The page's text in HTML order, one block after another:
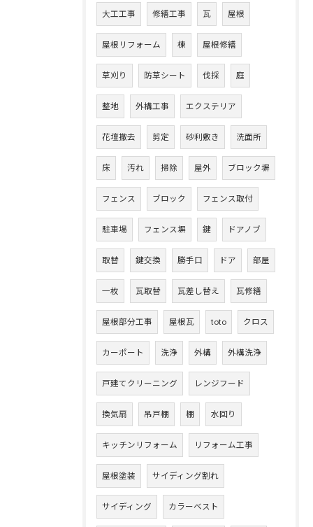
大工工事 修繕工事 瓦 屋根
屋根リフォーム 棟 屋根修繕
草刈り 防草シート 伐採 庭
整地 外構工事 エクステリア
花壇撤去 剪定 砂利敷き 洗面所
床 汚れ 掃除 屋外 ブロック塀
フェンス ブロック フェンス取付
駐車場 フェンス塀 鍵 ドアノブ
取替 鍵交換 勝手口 ドア 部屋
一枚 瓦取替 瓦差し替え 瓦修繕
屋根部分工事 屋根瓦 toto クロス
カーポート 洗浄 外構 外構洗浄
戸建てクリーニング レンジフード
換気扇 吊戸棚 棚 水回り
キッチンリフォーム リフォーム工事
屋根塗装 サイディング割れ
サイディング カラーベスト